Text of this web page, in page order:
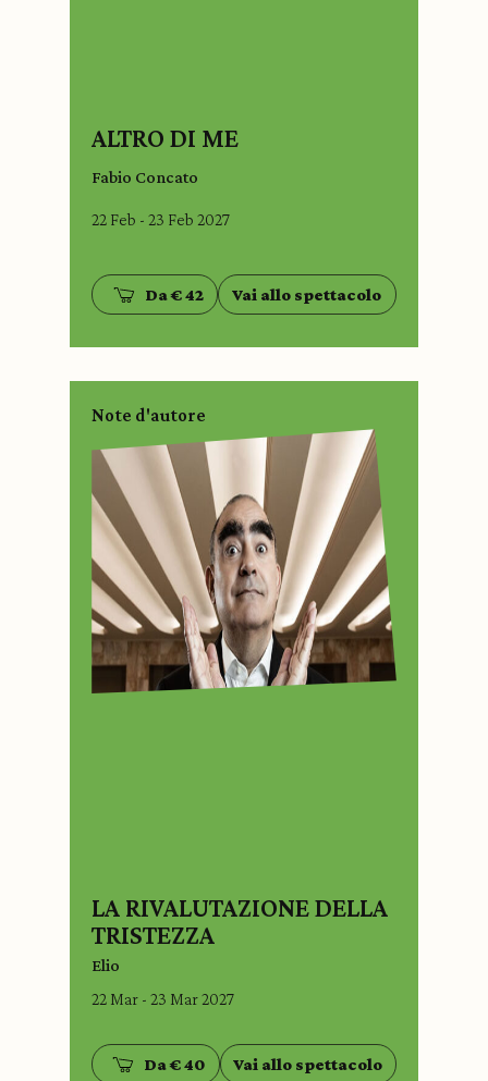
ALTRO DI ME
Fabio Concato
22 Feb - 23 Feb 2027
Da € 42 Vai allo spettacolo
Note d'autore
LA RIVALUTAZIONE DELLA
TRISTEZZA
Elio
22 Mar - 23 Mar 2027
Da € 40 Vai allo spettacolo